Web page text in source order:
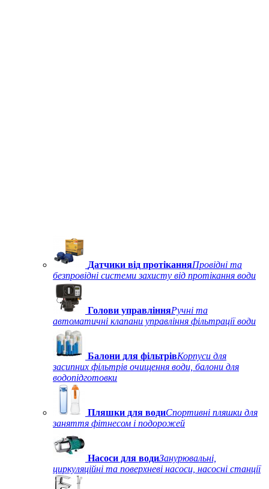
Датчики від протіканняПровідні та
безпровідні системи захисту від протікання води
Голови управлінняРучні та
автоматичні клапани управління фільтрації води
Балони для фільтрівКорпуси для
засипних фільтрів очищення води, балони для
водопідготовки
Пляшки для водиСпортивні пляшки для
заняття фітнесом і подорожей
Насоси для водиЗанурювальні,
циркуляційні та поверхневі насоси, насосні станції